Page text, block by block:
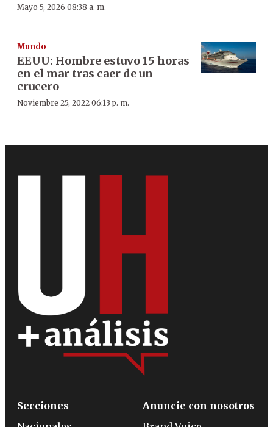
Mayo 5, 2026 08:38 a. m.
Mundo
EEUU: Hombre estuvo 15 horas
en el mar tras caer de un
crucero
Noviembre 25, 2022 06:13 p. m.
Secciones
Anuncie con nosotros